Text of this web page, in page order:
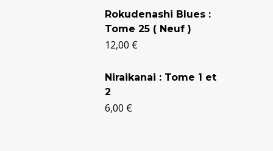
Rokudenashi Blues :
Tome 25 ( Neuf )
12,00 €
Niraikanai : Tome 1 et
2
6,00 €